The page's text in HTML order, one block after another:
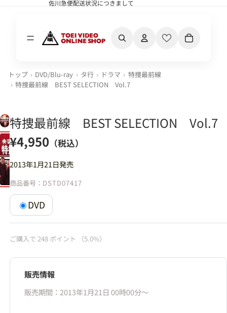
佐川急便配送状況につきまして
佐川急便配送状況につきまして
トップ DVD/Blu-ray タ行 ドラマ
特捜最前線
特捜最前線 BEST SELECTION Vol.7
特捜最前線 BEST SELECTION Vol.7
¥4,950 （税込）
2013年1月21日発売
商品番号： DSTD07417
DVD
ご購入で 248 ポイント （5.0%）
販売情報
販売期間：2013年1月21日 00時00分〜